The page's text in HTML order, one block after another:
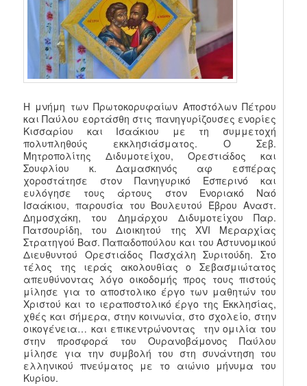
Η μνήμη των Πρωτοκορυφαίων Αποστόλων Πέτρου
και Παύλου εορτάσθη στις πανηγυρίζουσες ενορίες
Κισσαρίου και Ισαάκιου με τη συμμετοχή
πολυπληθούς εκκλησιάσματος. Ο Σεβ.
Μητροπολίτης Διδυμοτείχου, Ορεστιάδος και
Σουφλίου κ. Δαμασκηνός αφ εσπέρας
χοροστάτησε στον Πανηγυρικό Εσπερινό και
ευλόγησε τους άρτους στον Ενοριακό Ναό
Ισαάκιου, παρουσία του Βουλευτού Έβρου Αναστ.
Δημοσχάκη, του Δημάρχου Διδυμοτείχου Παρ.
Πατσουρίδη, του Διοικητού της XVI Μεραρχίας
Στρατηγού Βασ. Παπαδοπούλου και του Αστυνομικού
Διευθυντού Ορεστιάδος Πασχάλη Συριτούδη. Στο
τέλος της ιεράς ακολουθίας ο Σεβασμιώτατος
απευθύνοντας λόγο οικοδομής προς τους πιστούς
μίλησε για το αποστολικο έργο των μαθητών του
Χριστού και το ιεραποστολικό έργο της Εκκλησίας,
χθές και σήμερα, στην κοινωνία, στο σχολείο, στην
οικογένεια… και επικεντρώνοντας την ομιλία του
στην προσφορά του Ουρανοβάμονος Παύλου
μίλησε για την συμβολή του στη συνάντηση του
ελληνικού πνεύματος με το αιώνιο μήνυμα του
Κυρίου.